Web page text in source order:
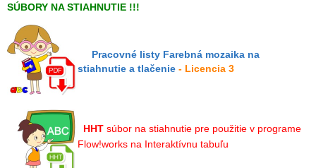
SÚBORY NA STIAHNUTIE !!!
Pracovné listy Farebná mozaika na
stiahnutie a tlačenie - Licencia 3
HHT súbor na stiahnutie pre použitie v programe
Flow!works na Interaktívnu tabuľu